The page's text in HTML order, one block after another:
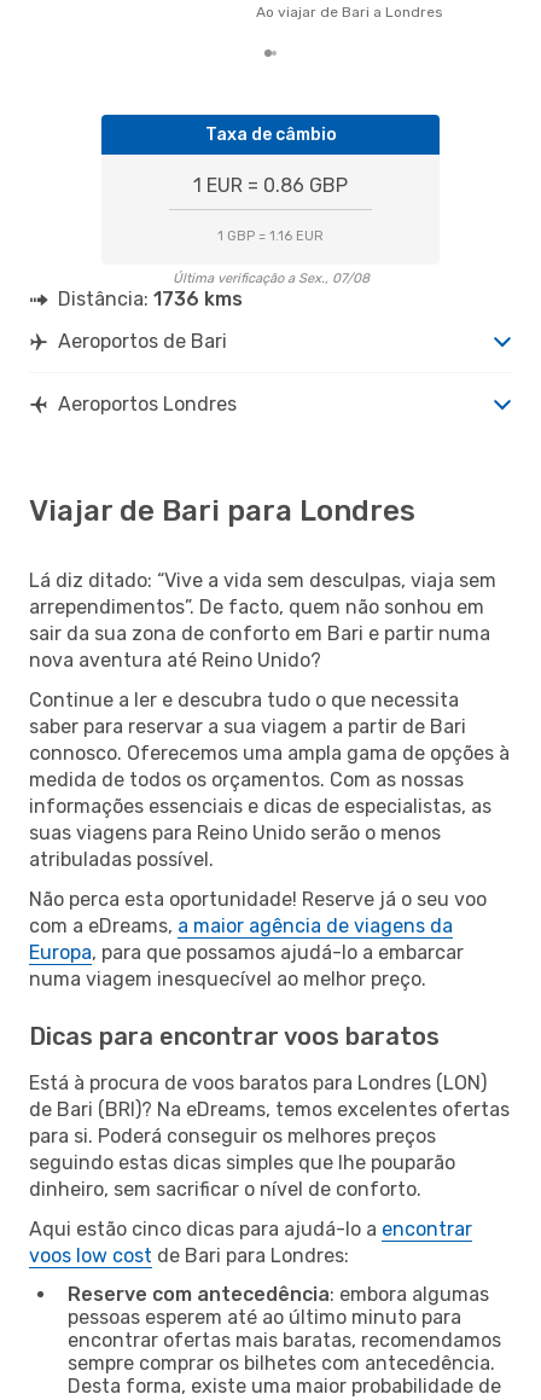
Ao viajar de Bari a Londres
Taxa de câmbio
1 EUR = 0.86 GBP
1 GBP = 1.16 EUR
Última verificação a Sex., 07/08
Distância: 1736 kms
Aeroportos de Bari
Aeroportos Londres
Viajar de Bari para Londres
Lá diz ditado: “Vive a vida sem desculpas, viaja sem
arrependimentos”. De facto, quem não sonhou em
sair da sua zona de conforto em Bari e partir numa
nova aventura até Reino Unido?
Continue a ler e descubra tudo o que necessita
saber para reservar a sua viagem a partir de Bari
connosco. Oferecemos uma ampla gama de opções à
medida de todos os orçamentos. Com as nossas
informações essenciais e dicas de especialistas, as
suas viagens para Reino Unido serão o menos
atribuladas possível.
Não perca esta oportunidade! Reserve já o seu voo
com a eDreams, a maior agência de viagens da
Europa, para que possamos ajudá-lo a embarcar
numa viagem inesquecível ao melhor preço.
Dicas para encontrar voos baratos
Está à procura de voos baratos para Londres (LON)
de Bari (BRI)? Na eDreams, temos excelentes ofertas
para si. Poderá conseguir os melhores preços
seguindo estas dicas simples que lhe pouparão
dinheiro, sem sacrificar o nível de conforto.
Aqui estão cinco dicas para ajudá-lo a encontrar
voos low cost de Bari para Londres:
Reserve com antecedência: embora algumas
pessoas esperem até ao último minuto para
encontrar ofertas mais baratas, recomendamos
sempre comprar os bilhetes com antecedência.
Desta forma, existe uma maior probabilidade de